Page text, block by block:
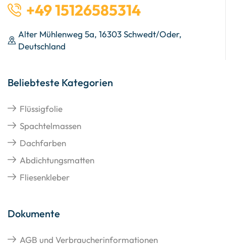
+49 15126585314
Alter Mühlenweg 5a, 16303 Schwedt/Oder,
Deutschland
Beliebteste Kategorien
Flüssigfolie
Spachtelmassen
Dachfarben
Abdichtungsmatten
Fliesenkleber
Dokumente
AGB und Verbraucherinformationen